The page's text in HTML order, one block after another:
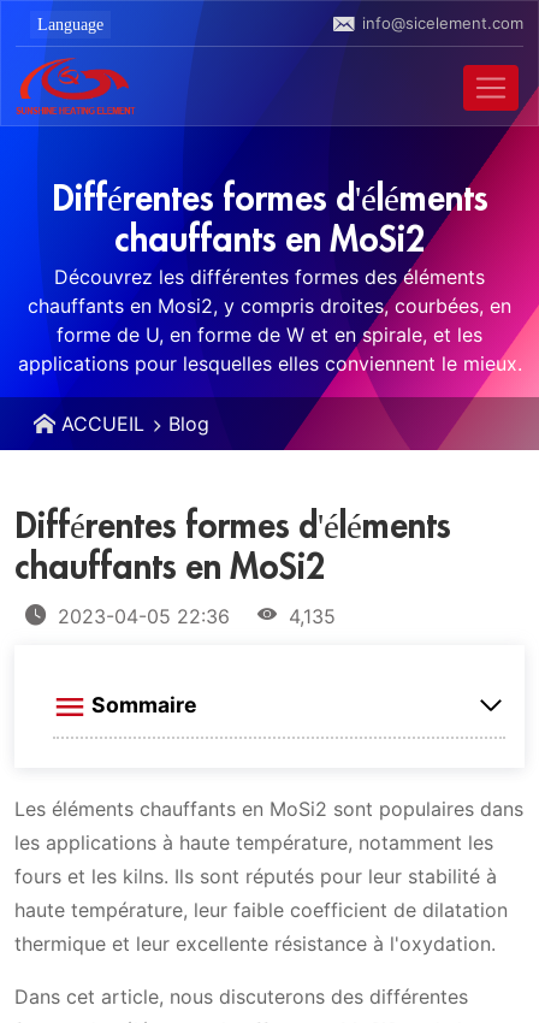
info@sicelement.com
Différentes formes d'éléments
chauffants en MoSi2
Découvrez les différentes formes des éléments
chauffants en Mosi2, y compris droites, courbées, en
forme de U, en forme de W et en spirale, et les
applications pour lesquelles elles conviennent le mieux.
ACCUEIL Blog
Différentes formes d'éléments
chauffants en MoSi2
2023-04-05 22:36 4,135
Sommaire
Éléments chauffants en MoSi2 en forme de U
Les éléments chauffants en MoSi2 de forme
en "W"
Les éléments chauffants en MoSi2 sont populaires dans
les applications à haute température, notamment les
fours et les kilns. Ils sont réputés pour leur stabilité à
haute température, leur faible coefficient de dilatation
thermique et leur excellente résistance à l'oxydation.
Dans cet article, nous discuterons des différentes